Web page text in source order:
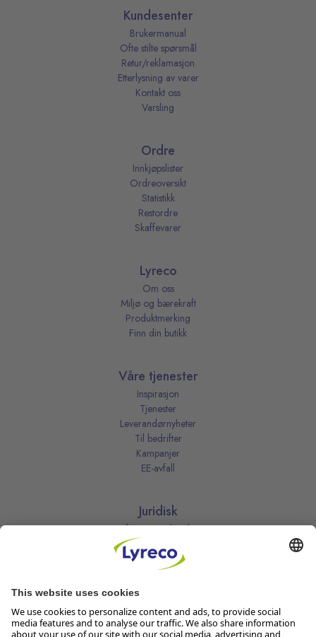
Kundesenter
Brukermanual
Ofte stilte spørsmål
Retur/reklamasjon
Etterlysning av varer
Kontakt oss
Varsling
Ordre
Innkjøpslister
Ordreoversikt
Statistikk
Restordre
Skaffevarer
Lyreco
Om oss
Miljø og bærekraft
Produktmerking
Finn din butikk
Våre tjenester
Inspirasjon
Tjenester
Leverandørnyheter
Til bedrifter
Kampanjer
EE-avfall
Juridisk
Informasjonskapsler
Kjøpsbetingelser
Personvernerklæring
Vilkår
Vilkår for kundeklubben
Åpenhetsloven
Endre dine personvernsinnstillinger